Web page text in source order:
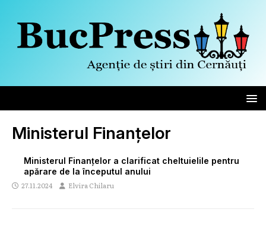
Ministerul Finanțelor
Ministerul Finanțelor a clarificat cheltuielile pentru
apărare de la începutul anului
27.11.2024 Elvira Chilaru